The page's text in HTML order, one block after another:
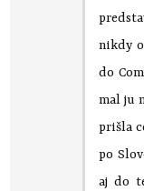
nikdy o
do
mal ju
prišla
po
aj do